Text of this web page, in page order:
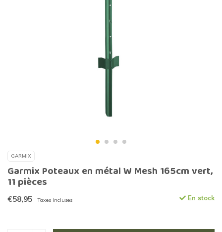
GARMIX
Garmix Poteaux en métal W Mesh 165cm vert,
11 pièces
€58,95 Taxes incluses En stock